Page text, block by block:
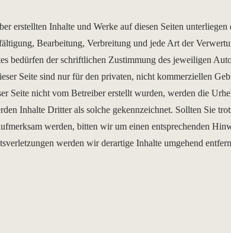
erstellten Inhalte und Werke auf diesen Seiten unterliegen
Bearbeitung, Verbreitung und jede Art der
bedürfen der schriftlichen Zustimmung des jeweiligen
Seite sind nur für den privaten, nicht kommerziellen
Seite nicht vom Betreiber erstellt wurden, werden die
Inhalte Dritter als solche gekennzeichnet. Sollten Sie
werden, bitten wir um einen entsprechenden
werden wir derartige Inhalte umgehend